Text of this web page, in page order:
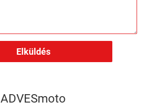
Elküldés
ADVESmoto